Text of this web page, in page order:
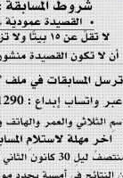
إحتفالية تكريم ا...
#فاطمة_روحي
مولد السيدة #الز�...